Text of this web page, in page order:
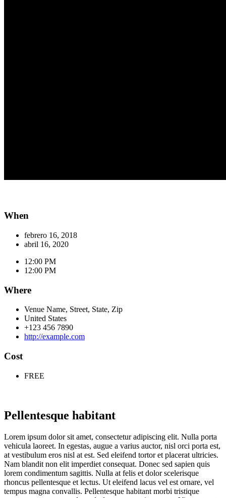
When
febrero 16, 2018
abril 16, 2020
12:00 PM
12:00 PM
Where
Venue Name, Street, State, Zip
United States
+123 456 7890
http://example.com
Cost
FREE
Pellentesque habitant
Lorem ipsum dolor sit amet, consectetur adipiscing elit. Nulla porta
vehicula laoreet. In egestas, augue a varius auctor, nisl orci porta est,
at vestibulum eros nisl at est. Sed eleifend tortor et placerat ultricies.
Nam blandit non elit imperdiet consequat. Donec sed sapien quis
lorem condimentum sagittis. Nulla at felis et dolor scelerisque
rhoncus pellentesque et lectus. Ut eleifend lacus vel est ornare, vel
tempus magna convallis. Pellentesque habitant morbi tristique